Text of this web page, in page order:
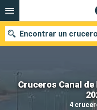
Cruceros Canal
4
Encontrar un crucero
Nuestros destinos